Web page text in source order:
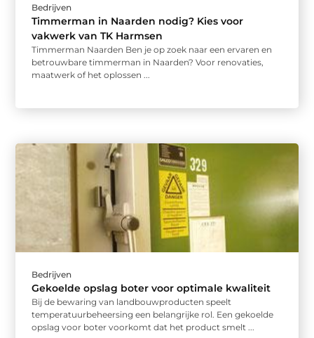
Bedrijven
Timmerman in Naarden nodig? Kies voor
vakwerk van TK Harmsen
Timmerman Naarden Ben je op zoek naar een ervaren en
betrouwbare timmerman in Naarden? Voor renovaties,
maatwerk of het oplossen ...
Bedrijven
Gekoelde opslag boter voor optimale kwaliteit
Bij de bewaring van landbouwproducten speelt
temperatuurbeheersing een belangrijke rol. Een gekoelde
opslag voor boter voorkomt dat het product smelt ...